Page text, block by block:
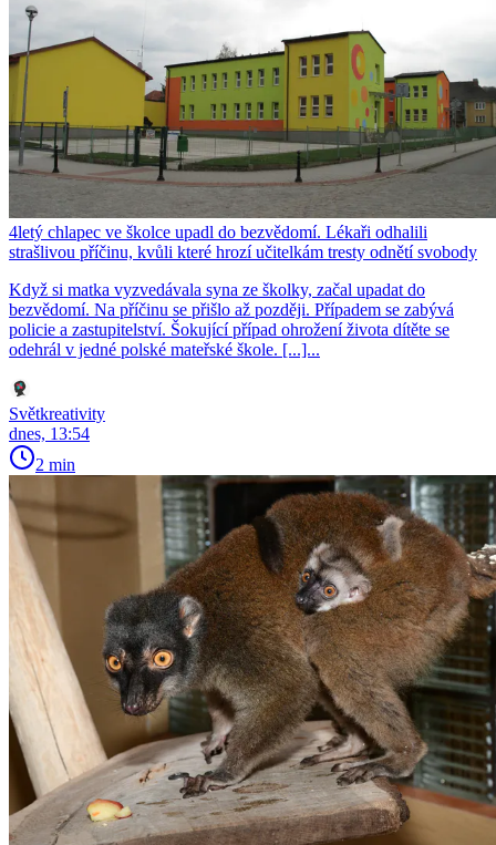
4letý chlapec ve školce upadl do bezvědomí. Lékaři odhalili
strašlivou příčinu, kvůli které hrozí učitelkám tresty odnětí svobody
Když si matka vyzvedávala syna ze školky, začal upadat do
bezvědomí. Na příčinu se přišlo až později. Případem se zabývá
policie a zastupitelství. Šokující případ ohrožení života dítěte se
odehrál v jedné polské mateřské škole. [...]...
Světkreativity
dnes, 13:54
2 min